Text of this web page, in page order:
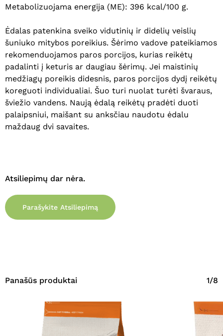
Krepšelyje nėra produktų.
Eiti Į Parduotuvę
Metabolizuojama energija (ME): 396 kcal/100 g.
Ėdalas patenkina sveiko vidutinių ir didelių veislių
šuniuko mitybos poreikius. Šėrimo vadove pateikiamos
rekomenduojamos paros porcijos, kurias reikėtų
padalinti į keturis ar daugiau šėrimų. Jei maistinių
medžiagų poreikis didesnis, paros porcijos dydį reikėtų
koreguoti individualiai. Šuo turi nuolat turėti švaraus,
šviežio vandens. Naują ėdalą reikėtų pradėti duoti
palaipsniui, maišant su anksčiau naudotu ėdalu
maždaug dvi savaites.
Atsiliepimų dar nėra.
Parašykite Atsiliepimą
Panašūs produktai 1/8